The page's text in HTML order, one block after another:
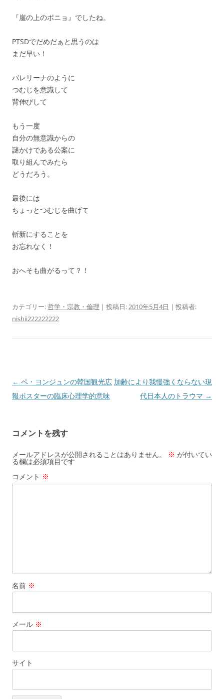
『崖の上のポニョ』でしたね。
PTSDでだめだぁと思うのは
まだ早い！
バレリーナのように
つむじを意識して
背伸びして
もう一度
自分の無意識からの
謎かけである公案に
取り組んでみたら
どうだろう。
最後には
ちょっとつむじを曲げて
斬新にすることを
お忘れなく！
おへそも曲がるって？！
カテゴリー:哲学・宗教・倫理 | 投稿日:2010年5月4日 | 投稿者:
nishii222222222
投
稿
ゲ
ー
シ
ョ
← ペ・ヨンジュンの韓国観光広
報ポスターの臨床心理学的意味
加齢により我慢強くならない現
代日本人のトラウマ →
コメントを残す
メールアドレスが公開されることはありません。 ※ が付いてい
る欄は必須項目です
コメント ※
名前 ※
メール ※
サイト